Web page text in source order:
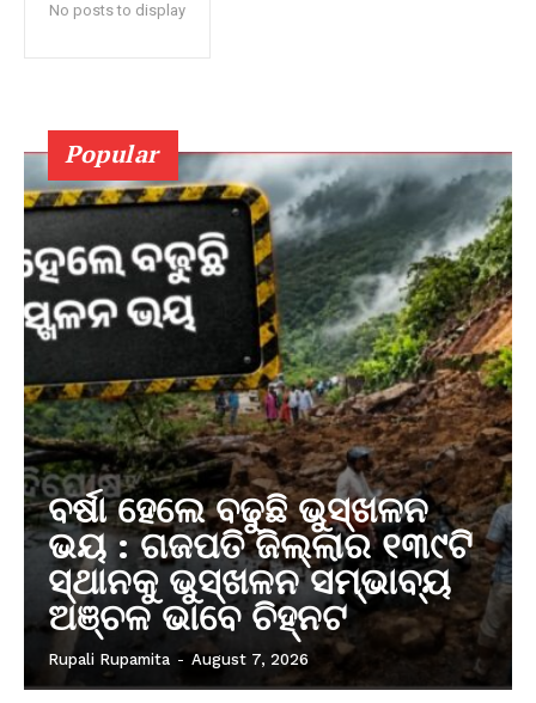
No posts to display
Popular
ବର୍ଷା ହେଲେ ବଢୁଛି ଭୁସ୍ଖଳନ
ଭୟ : ଗଜପତି ଜିଲ୍ଲାର ୧୩୯ଟି
ସ୍ଥାନକୁ ଭୁସ୍ଖଳନ ସମ୍ଭାବ୍ୟ
ଅଞ୍ଚଳ ଭାବେ ଚିହ୍ନଟ
Rupali Rupamita - August 7, 2026